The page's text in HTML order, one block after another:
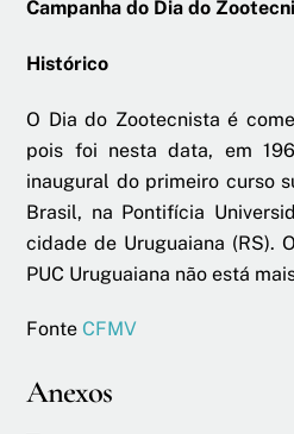
Campanha do Dia do
Histórico
O Dia do Zootecnista é
pois foi nesta data, em
inaugural do primeiro curso
Brasil, na Pontifícia
cidade de Uruguaiana (RS).
PUC Uruguaiana não está
Fonte CFMV
Anexos